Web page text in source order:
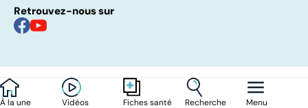
À la une Vidéos Fiches santé Recherche Menu
Retrouvez-nous sur